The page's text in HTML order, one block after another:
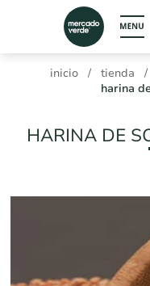
inicio / tienda /
harina
HARINA DE